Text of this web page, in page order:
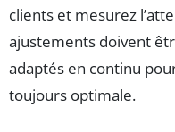
clients et mesurez
ajustements doivent
adaptés en continu
toujours optimale.